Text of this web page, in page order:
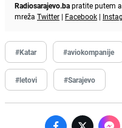
Radiosarajevo.bapratite putem
mreža Twitter | Facebook |
#Katar #aviokompanije
#letovi #Sarajevo